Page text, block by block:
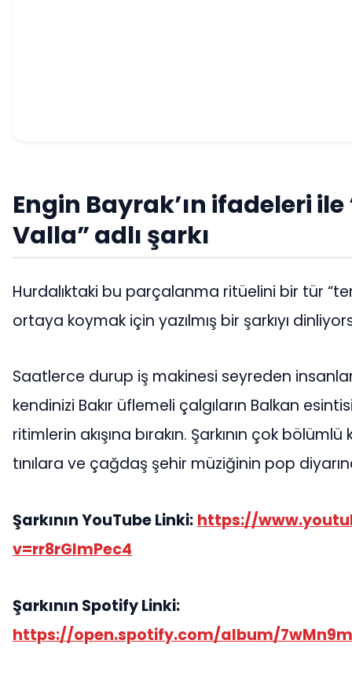
Engin Bayrak’ın ifadeleri
Valla” adlı şarkı
Hurdalıktaki bu parçalanma ritüelini bir tür
ortaya koymak için yazılmış bir şarkıyı
Saatlerce durup iş makinesi seyreden
kendinizi Bakır üflemeli çalgıların Balkan
ritimlerin akışına bırakın. Şarkının çok
tınılara ve çağdaş şehir müziğinin pop
Şarkının YouTube Linki: https://
v=rr8rGlmPec4
Şarkının Spotify Linki:
https://open.spotify.com/album/